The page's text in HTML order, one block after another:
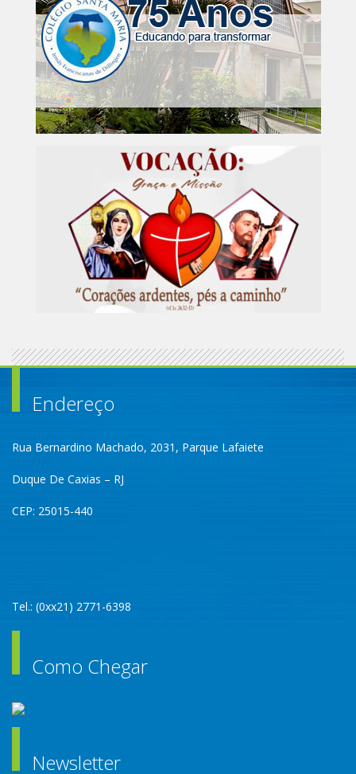
Endereço
Rua Bernardino Machado, 2031, Parque Lafaiete
Duque De Caxias – RJ
CEP: 25015-440
Tel.: (0xx21) 2771-6398
Como Chegar
Newsletter